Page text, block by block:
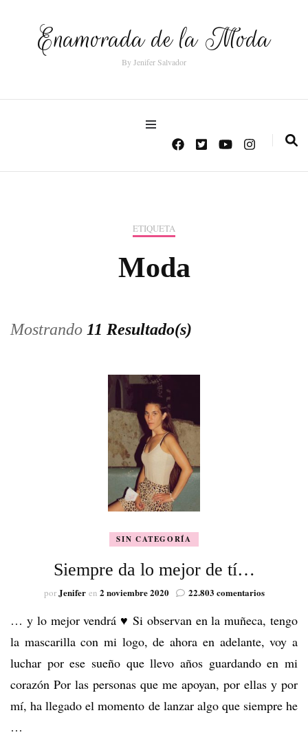
Enamorada de la Moda
By Jenifer Salvador
ETIQUETA
Moda
Mostrando 11 Resultado(s)
SIN CATEGORÍA
Siempre da lo mejor de tí…
porJenifer en 2 noviembre 2020 22.803 comentariosen
da
mejor
de
… y lo mejor vendrá ♥ Si observan en la muñeca, tengo
la mascarilla con mi logo, de ahora en adelante, voy a
luchar por ese sueño que llevo años guardando en mi
corazón Por las personas que me apoyan, por ellas y por
mí, ha llegado el momento de lanzar algo que siempre he
…